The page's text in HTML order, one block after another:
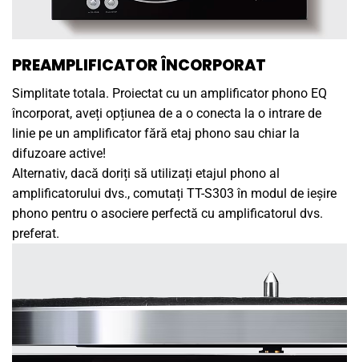
PREAMPLIFICATOR ÎNCORPORAT
Simplitate totala. Proiectat cu un amplificator phono EQ
încorporat, aveți opțiunea de a o conecta la o intrare de
linie pe un amplificator fără etaj phono sau chiar la
difuzoare active!
Alternativ, dacă doriți să utilizați etajul phono al
amplificatorului dvs., comutați TT-S303 în modul de ieșire
phono pentru o asociere perfectă cu amplificatorul dvs.
preferat.